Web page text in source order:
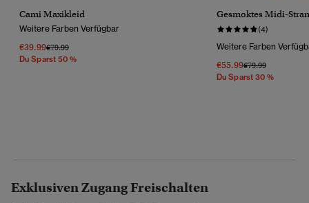
Cami Maxikleid
Weitere Farben Verfügbar
€39.99Preis Wurde Reduziert Von
€79.99Bis
Du Sparst 50 %
Gesmoktes Midi-
(4)
Weitere Farben
€55.99Preis Wurde
€79.99Bis
Du Sparst 30 %
Exklusiven Zugang Freischalten